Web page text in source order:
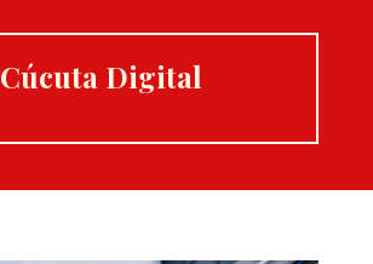
Cúcuta Digital